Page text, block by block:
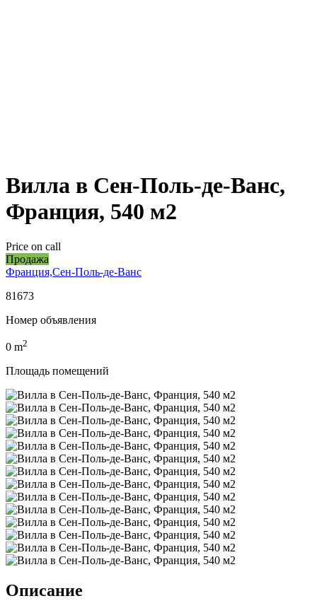
Вилла в Сен-Поль-де-Ванс,
Франция, 540 м2
Price on call
Продажа
Франция,Сен-Поль-де-Ванс
81673
Номер объявления
0 m2
Площадь помещений
Описание